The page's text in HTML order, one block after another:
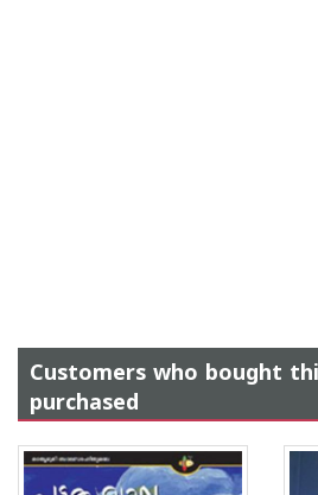
Customers who bought
purchased